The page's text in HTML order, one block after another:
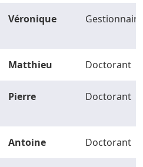
Véronique Gestionnaire
Matthieu Doctorant
Pierre Doctorant
Antoine Doctorant